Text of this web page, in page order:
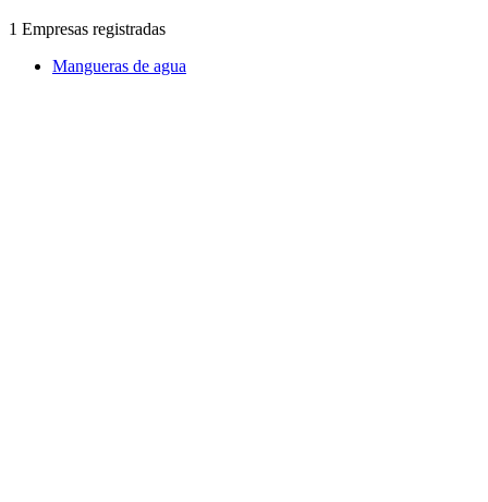
1 Empresas registradas
Mangueras de agua